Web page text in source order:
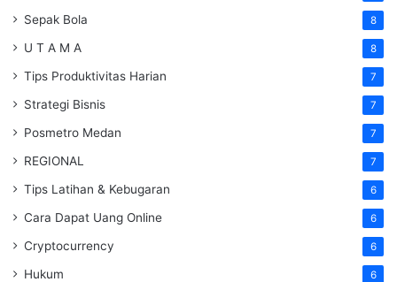
Sepak Bola 8
U T A M A 8
Tips Produktivitas Harian 7
Strategi Bisnis 7
Posmetro Medan 7
REGIONAL 7
Tips Latihan & Kebugaran 6
Cara Dapat Uang Online 6
Cryptocurrency 6
Hukum 6